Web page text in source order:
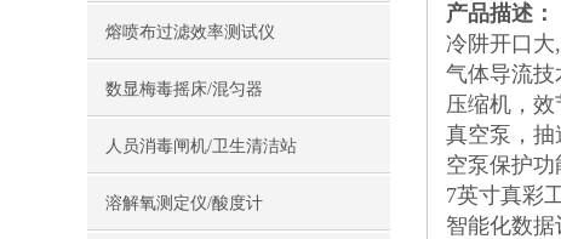
熔喷布过滤效率测试仪
数显梅毒摇床/混匀器
人员消毒闸机/卫生清洁站
溶解氧测定仪/酸度计
产品描述：
冷阱开口大
气体导流技
压缩机，效
真空泵，抽
空泵保护功
7英寸真彩
智能化数